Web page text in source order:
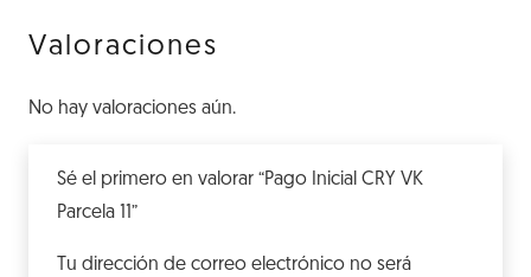
Valoraciones
No hay valoraciones aún.
Sé el primero en valorar “Pago Inicial CRY VK
Parcela 11”
Tu dirección de correo electrónico no será